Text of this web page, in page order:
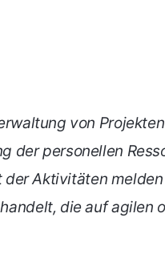
von
der personellen
Aktivitäten melden
die auf agilen